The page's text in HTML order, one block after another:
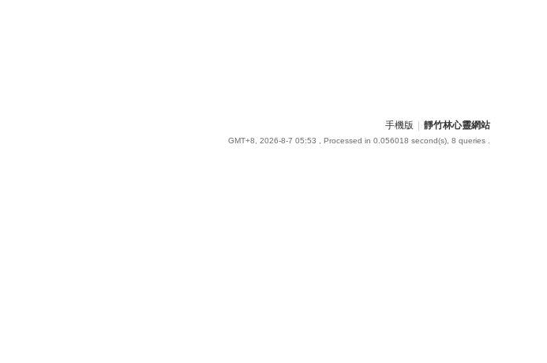
手機版 靜竹林心靈網站
GMT+8, 2026-8-7 05:53 , Processed in 0.056018 second(s), 8 queries .